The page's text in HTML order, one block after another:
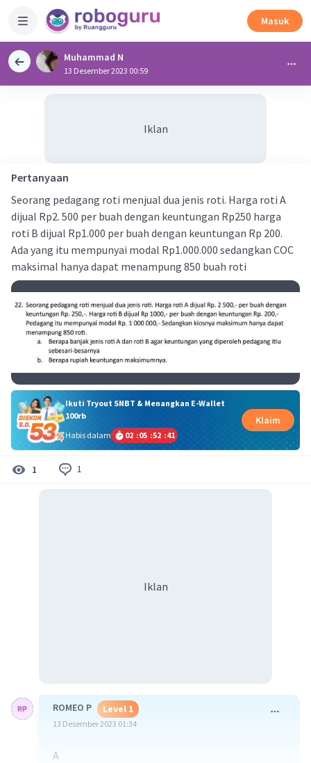
Masuk
Muhammad N
13 Desember 2023 00:59
Iklan
Pertanyaan
Seorang pedagang roti menjual dua jenis roti. Harga roti A
dijual Rp2. 500 per buah dengan keuntungan Rp250 harga
roti B dijual Rp1.000 per buah dengan keuntungan Rp 200.
Ada yang itu mempunyai modal Rp1.000.000 sedangkan COC
maksimal hanya dapat menampung 850 buah roti
Ikuti Tryout SNBT & Menangkan E-Wallet
100rb
Habis dalam
02 :05 :52 :41
Klaim
1 1
Iklan
ROMEO P Level 1
13 Desember 2023 01:34
A